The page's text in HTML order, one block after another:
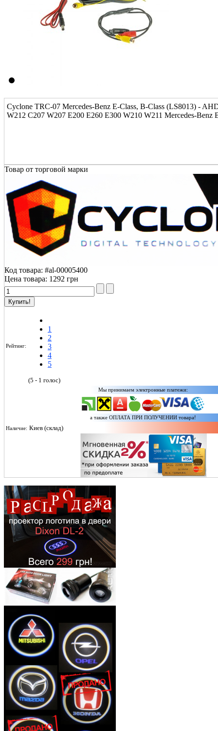
Cyclone TRC-07 Mercedes-Benz E-Class, B-Class (LS8013) -
W212 C207 W207 E200 E260 E300 W210 W211 Mercedes-
Товар от торговой марки
Код товара: #al-00005400
Цена товара: 1292 грн
Рейтинг:
1
2
3
4
5
(5 - 1 голос)
Мы принимаем электронные платежи:
а также ОПЛАТА ПРИ ПОЛУЧЕНИИ товара!
Наличие: Киев (склад)
Уважаемый покупатель! Сообщаем Вам